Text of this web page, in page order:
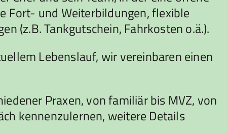
Fort- und Weiterbildungen, flexible
(z.B. Tankgutschein, Fahrkosten o.ä.).
Lebenslauf, wir vereinbaren einen
Praxen, von familiär bis MVZ, von
kennenzulernen, weitere Details